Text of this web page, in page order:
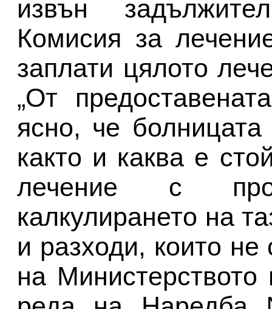
извън
Комисия за
заплати цялото
„От
ясно, че
както и каква е
лечение с
калкулирането на
и разходи, които
на Министерството